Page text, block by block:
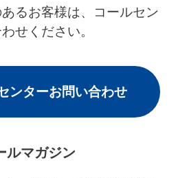
るお客様は、コールセン
せください。
ンターお問い合わせ
ルマガジン